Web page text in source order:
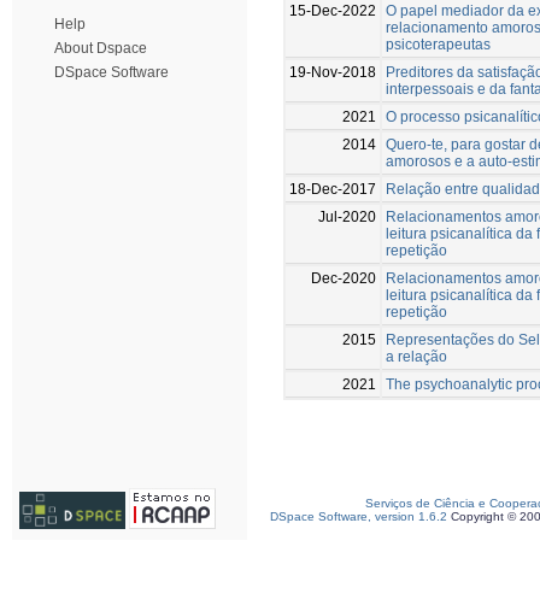
Help
About Dspace
DSpace Software
15-Dec-2022
O papel mediador da
relacionamento
psicoterapeutas
19-Nov-2018
Preditores da
interpessoais e da
2021
O processo
2014 Quero-te, para gostar
amorosos e a auto-
18-Dec-2017
Relação entre
Jul-2020
Relacionamentos
leitura psicanalítica da
repetição
Dec-2020
Relacionamentos
leitura psicanalítica da
repetição
2015
Representações do
a relação
2021
The psychoanalytic
Serviços de Ciência e
DSpace Software, version 1.6.2 Copyright ©